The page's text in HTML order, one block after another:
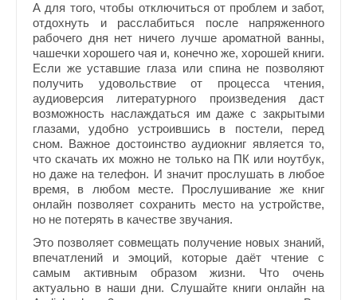
А для того, чтобы отключиться от проблем и забот,
отдохнуть и расслабиться после напряженного
рабочего дня нет ничего лучше ароматной ванны,
чашечки хорошего чая и, конечно же, хорошей книги.
Если же уставшие глаза или спина не позволяют
получить удовольствие от процесса чтения,
аудиоверсия литературного произведения даст
возможность наслаждаться им даже с закрытыми
глазами, удобно устроившись в постели, перед
сном. Важное достоинство аудиокниг является то,
что скачать их можно не только на ПК или ноутбук,
но даже на телефон. И значит прослушать в любое
время, в любом месте. Прослушивание же книг
онлайн позволяет сохранить место на устройстве,
но не потерять в качестве звучания.
Это позволяет совмещать получение новых знаний,
впечатлений и эмоций, которые даёт чтение с
самым активным образом жизни. Что очень
актуально в наши дни. Слушайте книги онлайн на